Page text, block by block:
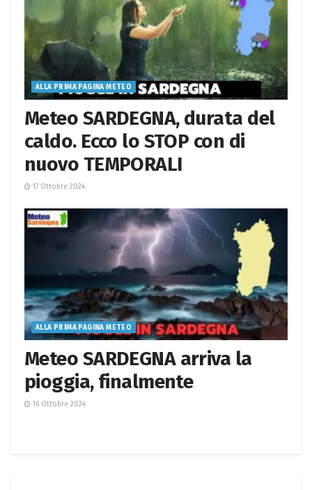
ALLA PRIMA PAGINA METEO
Meteo SARDEGNA, durata del
caldo. Ecco lo STOP con di
nuovo TEMPORALI
17 Ottobre 2024
ALLA PRIMA PAGINA METEO
Meteo SARDEGNA arriva la
pioggia, finalmente
16 Ottobre 2024